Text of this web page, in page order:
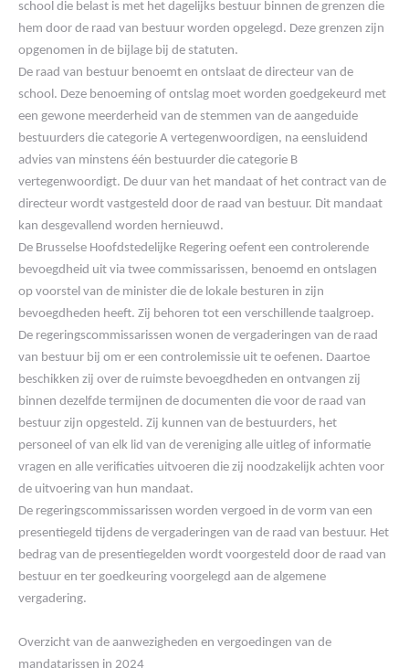
school die belast is met het dagelijks bestuur binnen de grenzen die
hem door de raad van bestuur worden opgelegd. Deze grenzen zijn
opgenomen in de bijlage bij de statuten.
De raad van bestuur benoemt en ontslaat de directeur van de
school. Deze benoeming of ontslag moet worden goedgekeurd met
een gewone meerderheid van de stemmen van de aangeduide
bestuurders die categorie A vertegenwoordigen, na eensluidend
advies van minstens één bestuurder die categorie B
vertegenwoordigt. De duur van het mandaat of het contract van de
directeur wordt vastgesteld door de raad van bestuur. Dit mandaat
kan desgevallend worden hernieuwd.
De Brusselse Hoofdstedelijke Regering oefent een controlerende
bevoegdheid uit via twee commissarissen, benoemd en ontslagen
op voorstel van de minister die de lokale besturen in zijn
bevoegdheden heeft. Zij behoren tot een verschillende taalgroep.
De regeringscommissarissen wonen de vergaderingen van de raad
van bestuur bij om er een controlemissie uit te oefenen. Daartoe
beschikken zij over de ruimste bevoegdheden en ontvangen zij
binnen dezelfde termijnen de documenten die voor de raad van
bestuur zijn opgesteld. Zij kunnen van de bestuurders, het
personeel of van elk lid van de vereniging alle uitleg of informatie
vragen en alle verificaties uitvoeren die zij noodzakelijk achten voor
de uitvoering van hun mandaat.
De regeringscommissarissen worden vergoed in de vorm van een
presentiegeld tijdens de vergaderingen van de raad van bestuur. Het
bedrag van de presentiegelden wordt voorgesteld door de raad van
bestuur en ter goedkeuring voorgelegd aan de algemene
vergadering.
Overzicht van de aanwezigheden en vergoedingen van de
mandatarissen in 2024